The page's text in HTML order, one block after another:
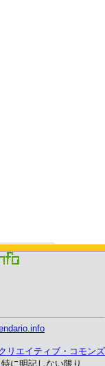
リエイティブ・コモンズ
特に明記しない限り.